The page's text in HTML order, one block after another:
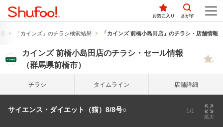
お気に入り さがす
「カインズ」のチラシ検索結果 「カインズ 前橋小島田店」のチラシ・店舗情報
カインズ 前橋小島田店のチラシ・セール情報
（群馬県前橋市）
チラシ タイム ライン 店舗詳細
サイエンス・ダイエット（猫）8/8号○ 1/1
拡大